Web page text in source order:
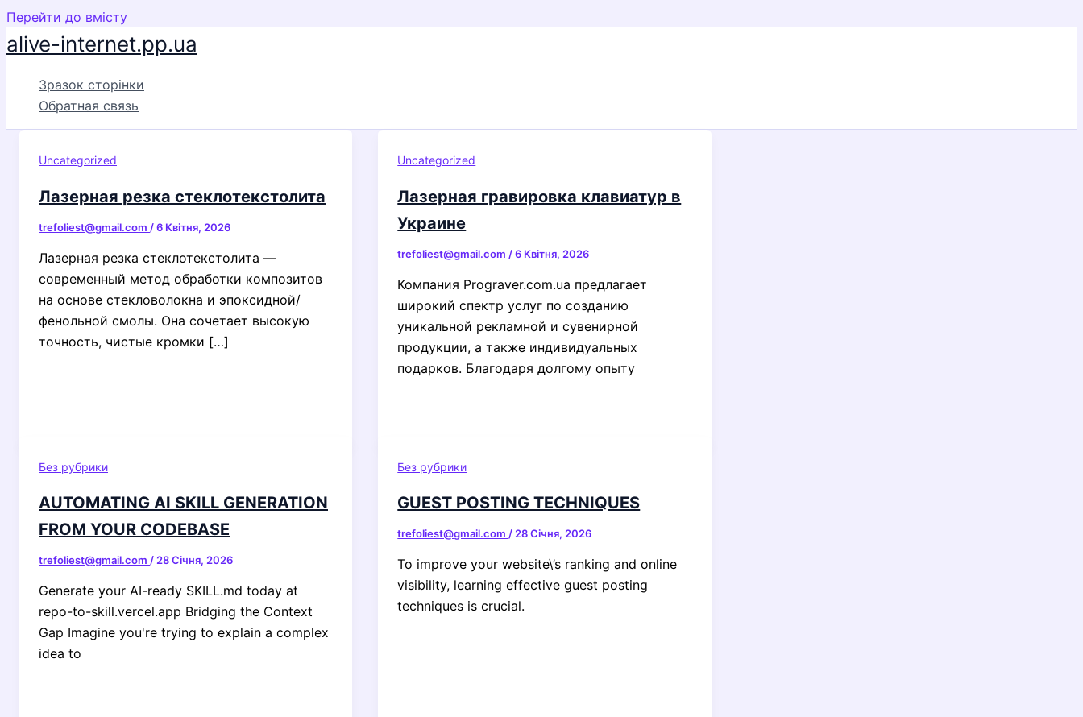
Перейти до вмісту
alive-internet.pp.ua
Зразок сторінки
Обратная связь
Uncategorized
Лазерная резка стеклотекстолита
trefoliest@gmail.com /6 Квітня, 2026
Лазерная резка стеклотекстолита —
современный метод обработки композитов
на основе стекловолокна и эпоксидной/
фенольной смолы. Она сочетает высокую
точность, чистые кромки […]
Uncategorized
Лазерная гравировка клавиатур в
Украине
trefoliest@gmail.com /6 Квітня, 2026
Компания Prograver.com.ua предлагает
широкий спектр услуг по созданию
уникальной рекламной и сувенирной
продукции, а также индивидуальных
подарков. Благодаря долгому опыту
Без рубрики
AUTOMATING AI SKILL GENERATION
FROM YOUR CODEBASE
trefoliest@gmail.com / 28 Січня, 2026
Generate your AI-ready SKILL.md today at
repo-to-skill.vercel.app Bridging the Context
Gap Imagine you're trying to explain a complex
idea to
Без рубрики
GUEST POSTING TECHNIQUES
trefoliest@gmail.com / 28 Січня, 2026
To improve your website\’s ranking and online
visibility, learning effective guest posting
techniques is crucial.